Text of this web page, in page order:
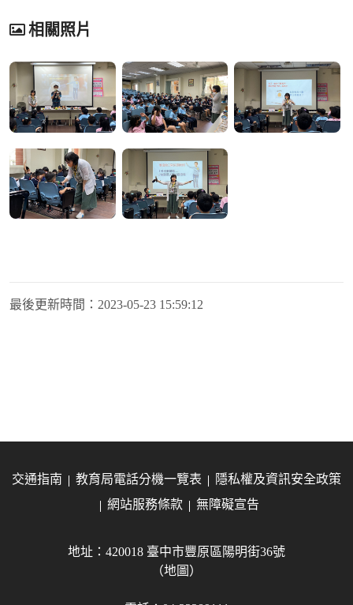
相關照片
最後更新時間： 2023-05-23 15:59:12
交通指南 教育局電話分機一覽表
隱私權及資訊安全政策
網站服務條款
無障礙宣告
地址：420018 臺中市豐原區陽明街36號
（地圖）